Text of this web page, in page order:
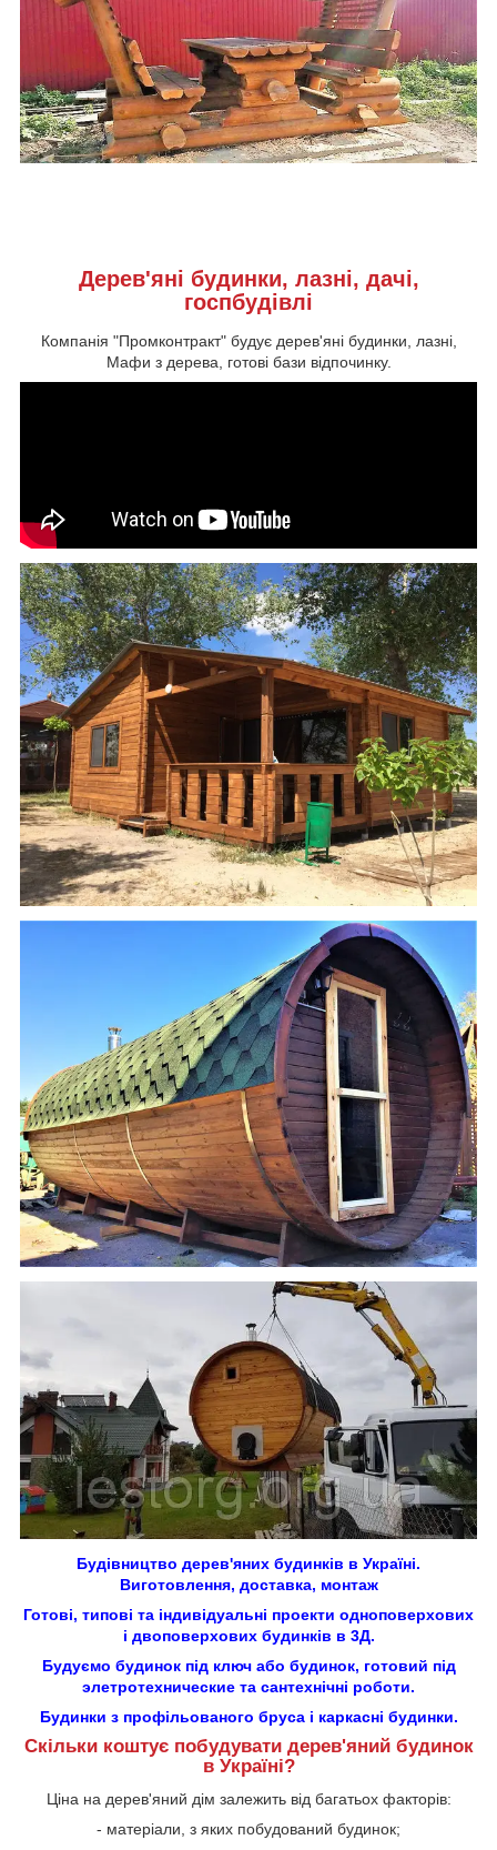
Дерев'яні будинки, лазні, дачі,
госпбудівлі
Компанія "Промконтракт" будує дерев'яні будинки, лазні,
Мафи з дерева, готові бази відпочинку.
Будівництво дерев'яних будинків в Україні.
Виготовлення, доставка, монтаж
Готові, типові та індивідуальні проекти одноповерхових
і двоповерхових будинків в 3Д.
Будуємо будинок під ключ або будинок, готовий під
элетротехнические та сантехнічні роботи.
Будинки з профільованого бруса і каркасні будинки.
Скільки коштує побудувати дерев'яний будинок
в Україні?
Ціна на дерев'яний дім залежить від багатьох факторів:
- матеріали, з яких побудований будинок;